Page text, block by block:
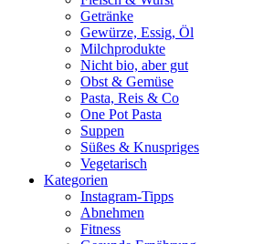
Getränke
Gewürze, Essig, Öl
Milchprodukte
Nicht bio, aber gut
Obst & Gemüse
Pasta, Reis & Co
One Pot Pasta
Suppen
Süßes & Knuspriges
Vegetarisch
Kategorien
Instagram-Tipps
Abnehmen
Fitness